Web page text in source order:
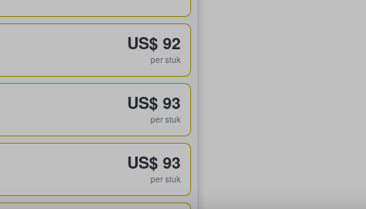
US$ 92
per stuk
US$ 93
per stuk
US$ 93
per stuk